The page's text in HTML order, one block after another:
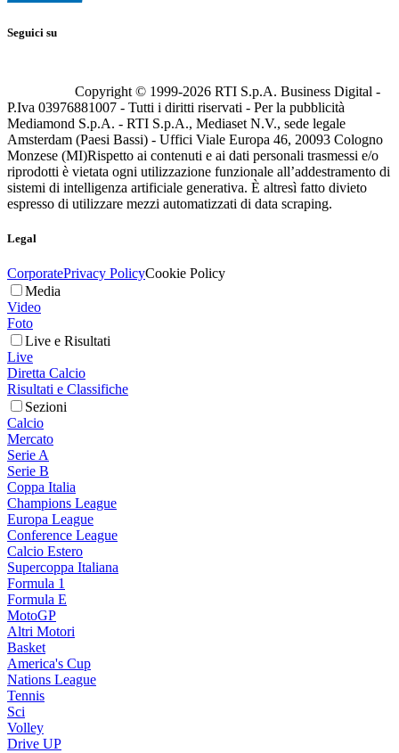
Seguici su
Copyright © 1999-2026 RTI S.p.A. Business Digital -
P.Iva 03976881007 - Tutti i diritti riservati - Per la pubblicità
Mediamond S.p.A. - RTI S.p.A., Mediaset N.V., sede legale
Amsterdam (Paesi Bassi) - Uffici Viale Europa 46, 20093 Cologno
Monzese (MI)Rispetto ai contenuti e ai dati personali trasmessi e/o
riprodotti è vietata ogni utilizzazione funzionale all’addestramento di
sistemi di intelligenza artificiale generativa. È altresì fatto divieto
espresso di utilizzare mezzi automatizzati di data scraping.
Legal
CorporatePrivacy PolicyCookie Policy
Media
Video
Foto
Live e Risultati
Live
Diretta Calcio
Risultati e Classifiche
Sezioni
Calcio
Mercato
Serie A
Serie B
Coppa Italia
Champions League
Europa League
Conference League
Calcio Estero
Supercoppa Italiana
Formula 1
Formula E
MotoGP
Altri Motori
Basket
America's Cup
Nations League
Tennis
Sci
Volley
Drive UP